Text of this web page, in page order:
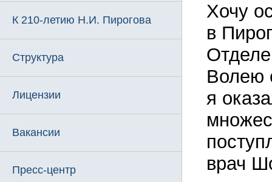
К 210-летию Н.И. Пирогова
Структура
Лицензии
Вакансии
Пресс-центр
Хочу
в
Волею
я
врач